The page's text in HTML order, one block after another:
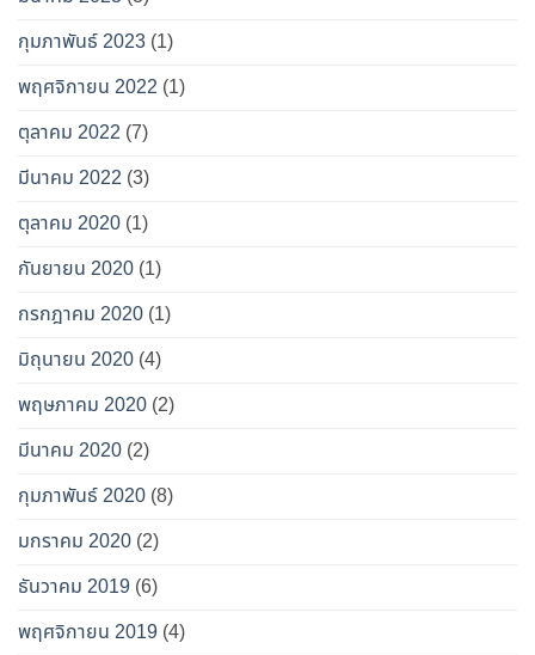
กุมภาพันธ์ 2023 (1)
พฤศจิกายน 2022 (1)
ตุลาคม 2022 (7)
มีนาคม 2022 (3)
ตุลาคม 2020 (1)
กันยายน 2020 (1)
กรกฎาคม 2020 (1)
มิถุนายน 2020 (4)
พฤษภาคม 2020 (2)
มีนาคม 2020 (2)
กุมภาพันธ์ 2020 (8)
มกราคม 2020 (2)
ธันวาคม 2019 (6)
พฤศจิกายน 2019 (4)